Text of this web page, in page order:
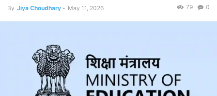
By Jiya Choudhary - May 11, 2026 0
79